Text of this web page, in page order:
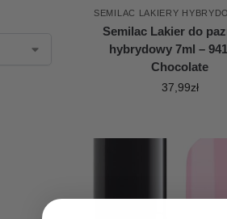
SEMILAC LAKIERY
Semilac Lakier do
hybrydowy 7ml –
Chocolate
37,99zł